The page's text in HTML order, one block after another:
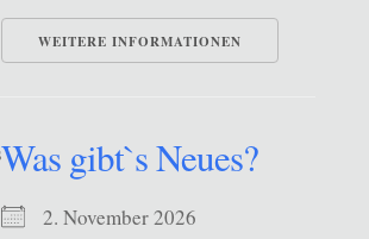
WEITERE INFORMATIONEN
Was gibt`s Neues?
2. November 2026